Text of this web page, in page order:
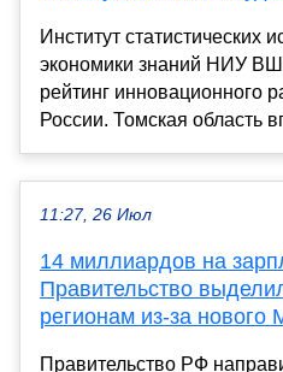
Институт статистических
экономики знаний НИУ
рейтинг инновационного
России. Томская область
11:27, 26 Июл
14 миллиардов на
Правительство
регионам из-за
Правительство РФ